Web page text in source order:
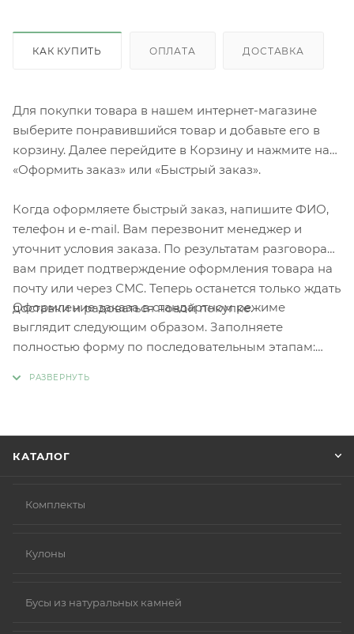
КАК КУПИТЬ ОПЛАТА ДОСТАВКА
Для покупки товара в нашем интернет-магазине
выберите понравившийся товар и добавьте его в
корзину. Далее перейдите в Корзину и нажмите на
«Оформить заказ» или «Быстрый заказ».
Когда оформляете быстрый заказ, напишите ФИО,
телефон и e-mail. Вам перезвонит менеджер и
уточнит условия заказа. По результатам разговора
вам придет подтверждение оформления товара на
почту или через СМС. Теперь останется только ждать
доставки и радоваться новой покупке.
Оформление заказа в стандартном режиме
выглядит следующим образом. Заполняете
полностью форму по последовательным этапам:
КАТАЛОГ
Комплекты
Кулоны
Бусы из натуральных камней